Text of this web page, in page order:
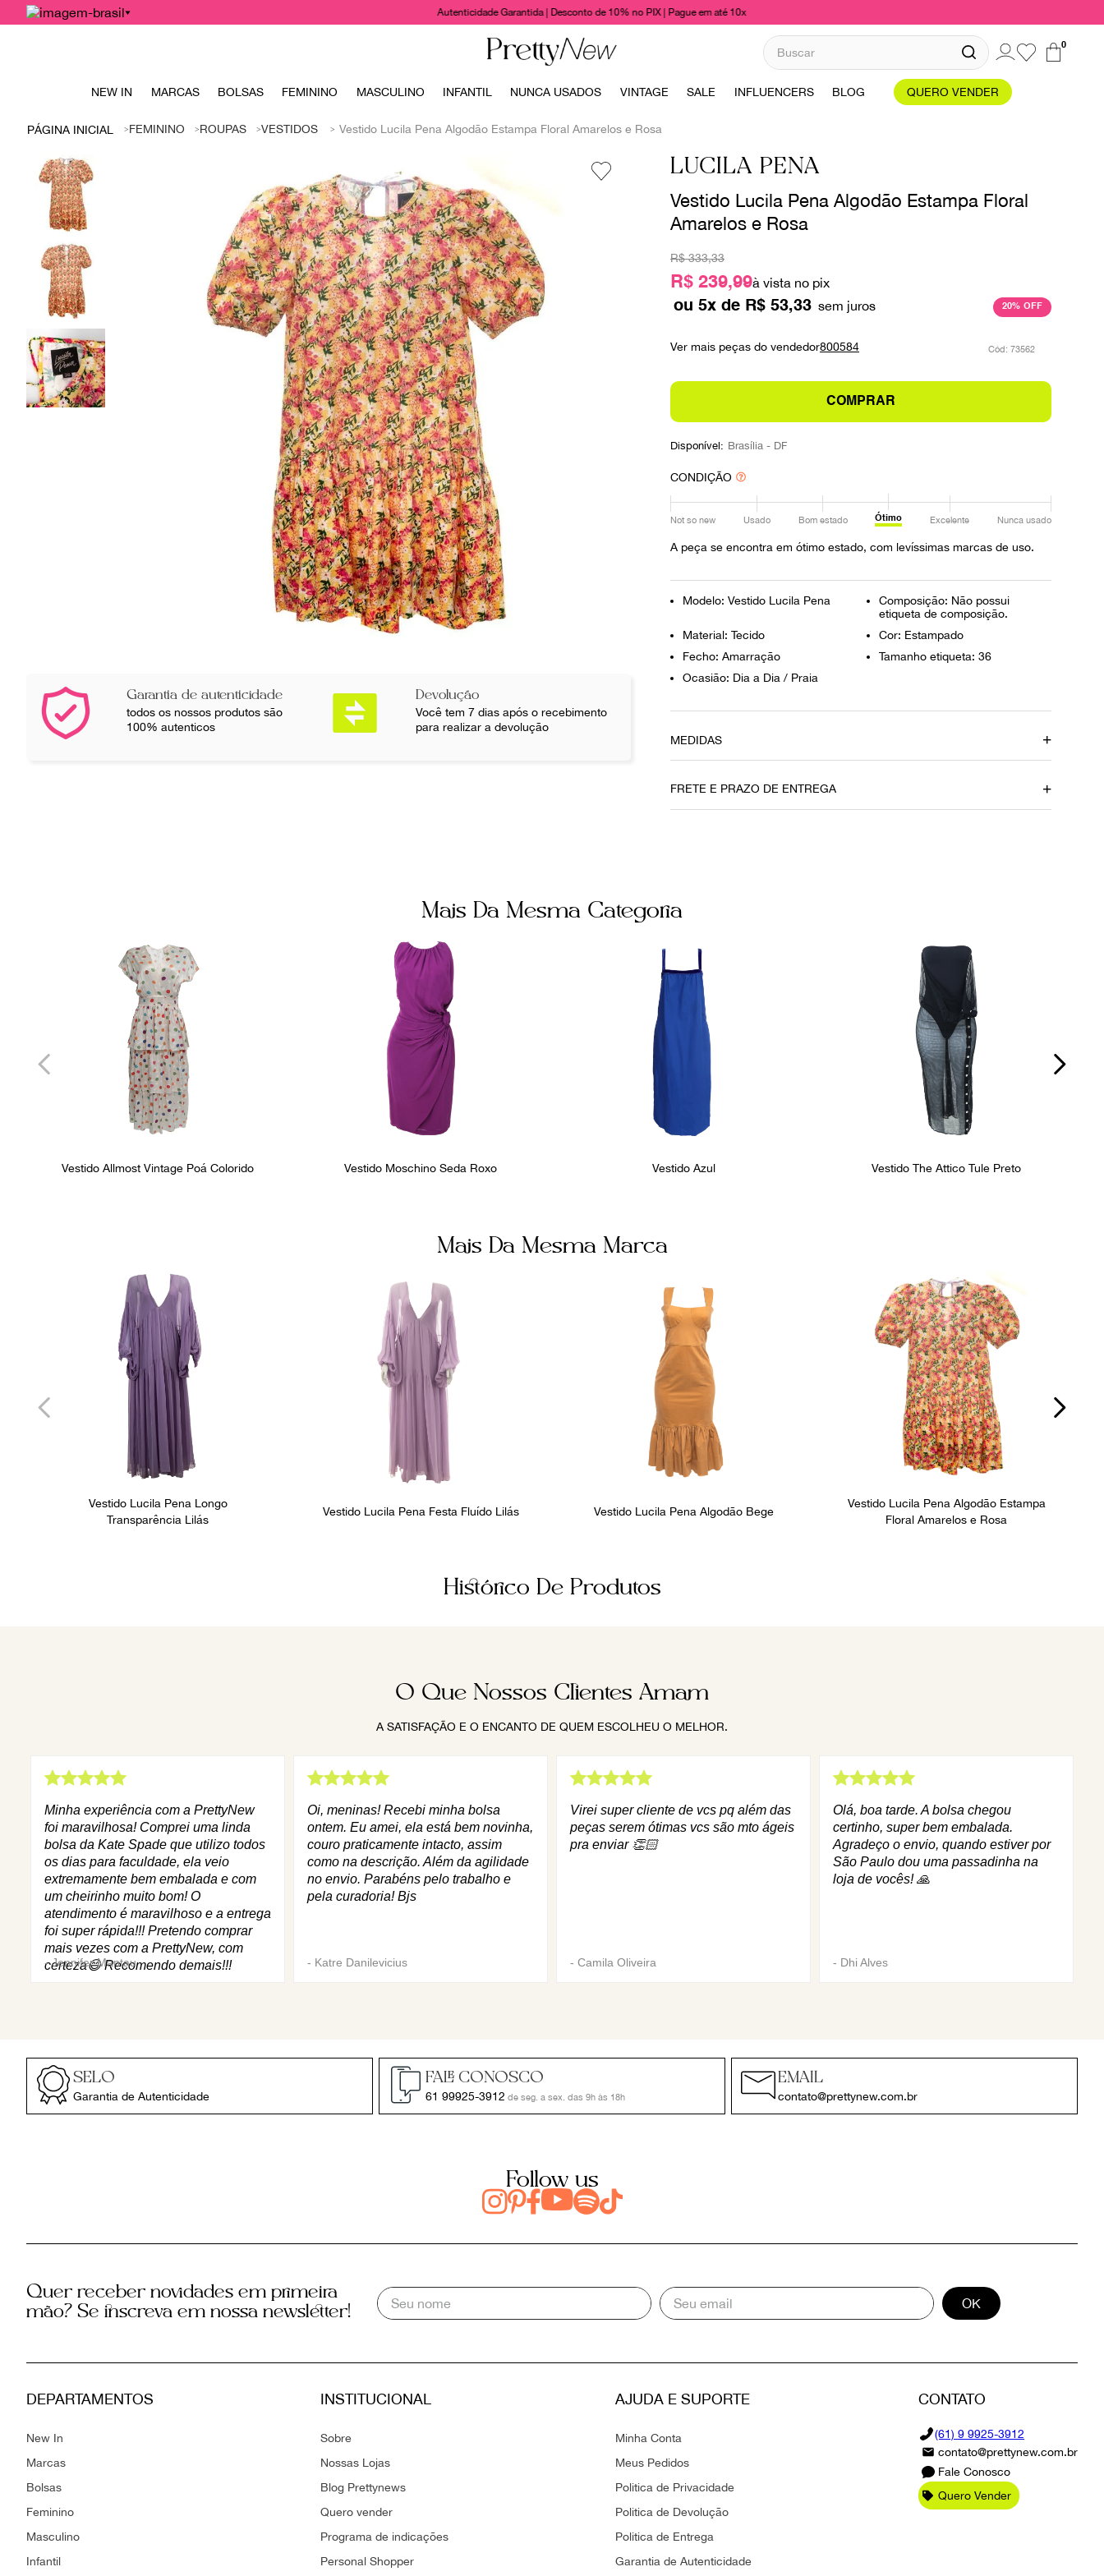
Autenticidade Garantida | Desconto de 10% no PIX | Pague em até 10x
Buscar
TERMOS MAIS BUSCADOS
4º
vestido
5º
gucci
6º
valentino
7º
paula raia
8º
burberry
9º
louis vuitton
10º prada
0
NEW IN MARCAS BOLSAS FEMININO MASCULINO INFANTIL NUNCA USADOS VINTAGE SALE INFLUENCERS BLOG QUERO VENDER
FEMININO ROUPAS VESTIDOS Vestido Lucila Pena Algodão Estampa Floral Amarelos e Rosa
Garantia de autenticidade
todos os nossos produtos são
100% autenticos
Devolução
Você tem 7 dias após o recebimento
para realizar a devolução
LUCILA PENA
Vestido Lucila Pena Algodão Estampa Floral
Amarelos e Rosa
R$ 333,33
R$ 239,99à vista no pix
ou 5x de R$ 53,33 20% OFF
Ver mais peças do vendedor800584 : 73562
COMPRAR
Disponível: Brasília - DF
CONDIÇÃO
Not so new Usado Bom estado Ótimo Excelente Nunca usado
A peça se encontra em ótimo estado, com levíssimas marcas de uso.
Modelo: Vestido Lucila Pena
Composição: Não possui
etiqueta de composição.
Material: Tecido
Cor: Estampado
Fecho: Amarração
Tamanho etiqueta: 36
Ocasião: Dia a Dia / Praia
MEDIDAS
89cm
FRETE E PRAZO DE ENTREGA
Mais Da Mesma Categoria
Vestido Allmost Vintage Poá Colorido Vestido Moschino Seda Roxo Vestido Azul Vestido The Attico Tule Preto
Mais Da Mesma Marca
Vestido Lucila Pena Longo
Transparência Lilás
Vestido Lucila Pena Festa Fluído Lilás Vestido Lucila Pena Algodão Bege
Vestido Lucila Pena Algodão Estampa
Floral Amarelos e Rosa
Histórico De Produtos
O Que Nossos Clientes Amam
A SATISFAÇÃO E O ENCANTO DE QUEM ESCOLHEU O MELHOR.
Minha experiência com a PrettyNew
foi maravilhosa! Comprei uma linda
bolsa da Kate Spade que utilizo todos
os dias para faculdade, ela veio
extremamente bem embalada e com
um cheirinho muito bom! O
atendimento é maravilhoso e a entrega
foi super rápida!!! Pretendo comprar
mais vezes com a PrettyNew, com
certeza😄 Recomendo demais!!!
-Jennifer Mantau
Oi, meninas! Recebi minha bolsa
ontem. Eu amei, ela está bem novinha,
couro praticamente intacto, assim
como na descrição. Além da agilidade
no envio. Parabéns pelo trabalho e
pela curadoria! Bjs
- Katre Danilevicius
Virei super cliente de vcs pq além das
peças serem ótimas vcs são mto ágeis
pra enviar 👏🏻
- Camila Oliveira
Olá, boa tarde. A bolsa chegou
certinho, super bem embalada.
Agradeço o envio, quando estiver por
São Paulo dou uma passadinha na
loja de vocês! 🙏
- Dhi Alves
SELO
Garantia de Autenticidade
FALE CONOSCO
61 99925-3912 de seg. a sex. das 9h às 18h
EMAIL
contato@prettynew.com.br
Follow us
Quer receber novidades em primeira
mão? Se inscreva em nossa newsletter!
OK
DEPARTAMENTOS
New In
Marcas
Bolsas
Feminino
Masculino
Infantil
INSTITUCIONAL
Sobre
Nossas Lojas
Blog Prettynews
Quero vender
Programa de indicações
Personal Shopper
AJUDA E SUPORTE
Minha Conta
Meus Pedidos
Politica de Privacidade
Politica de Devolução
Politica de Entrega
Garantia de Autenticidade
CONTATO
(61) 9 9925-3912
contato@prettynew.com.br
Fale Conosco
Quero Vender